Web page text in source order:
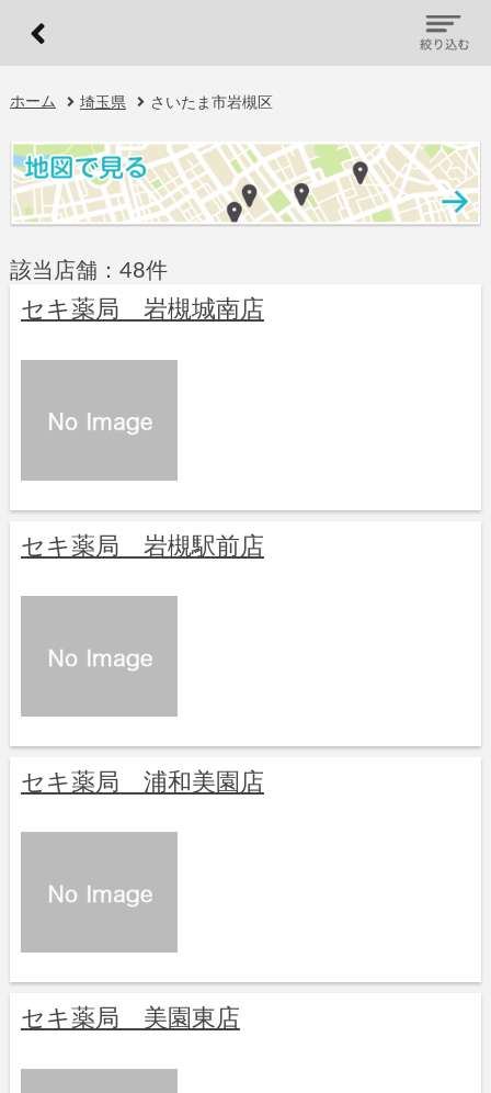
ホーム 埼玉県 さいたま市岩槻区
該当店舗：48件
セキ薬局 岩槻城南店
セキ薬局 岩槻駅前店
セキ薬局 浦和美園店
セキ薬局 美園東店